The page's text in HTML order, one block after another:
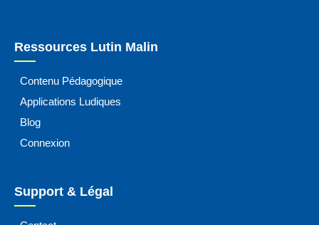
Ressources Lutin Malin
Contenu Pédagogique
Applications Ludiques
Blog
Connexion
Support & Légal